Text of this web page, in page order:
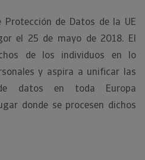
Protección de Datos de la UE
el 25 de mayo de 2018. El
de los individuos en lo
y aspira a unificar las
datos en toda Europa
donde se procesen dichos